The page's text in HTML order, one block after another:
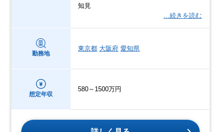
知見
…続きを読む
勤務地
東京都 大阪府 愛知県
想定年収
580～1500万円